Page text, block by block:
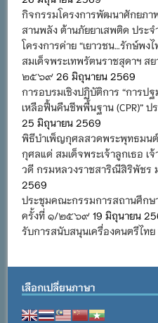
กิจกรรมโครงการพัฒนาศักยภา
สานพลัง ต้านภัยยาเสพติด ปร
โครงการค่าย “เยาวชน…รักษ์พ
สมเด็จพระเทพรัตนราชสุดาฯ ส
๒๕๖๙ 26 มิถุนายน 2569
การอบรมเชิงปฏิบัติการ “การป
เหลือฟื้นคืนชีพพื้นฐาน (CPR)”
25 มิถุนายน 2569
พิธีบำเพ็ญกุศลสวดพระพุทธมน
กุศลแด่ สมเด็จพระเจ้าลูกเธอ เ
วดี กรมหลวงราชสาริณีสิริพัชร
2569
ประชุมคณะกรรมการสถานศึกษ
ครั้งที่ ๑/๒๕๖๙ 19 มิถุนายน
รับการสนับสนุนเครื่องดนตรีไทย
เลือกเปลี่ยนภาษา